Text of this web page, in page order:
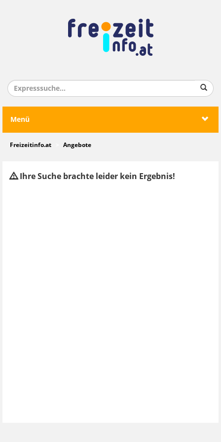
Menü
Freizeitinfo.at Angebote
Ihre Suche brachte leider kein Ergebnis!